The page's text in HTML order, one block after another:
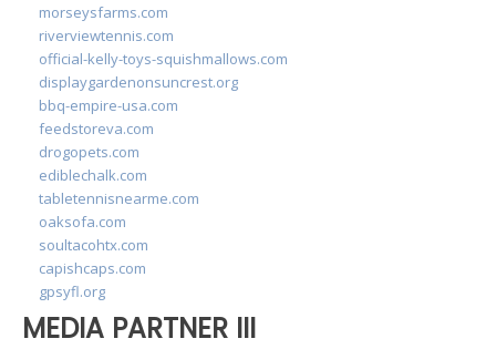
morseysfarms.com
riverviewtennis.com
official-kelly-toys-squishmallows.com
displaygardenonsuncrest.org
bbq-empire-usa.com
feedstoreva.com
drogopets.com
ediblechalk.com
tabletennisnearme.com
oaksofa.com
soultacohtx.com
capishcaps.com
gpsyfl.org
MEDIA PARTNER III